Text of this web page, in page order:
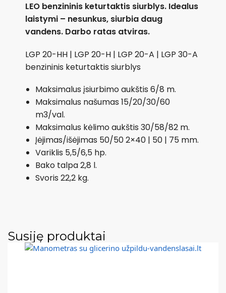
LEO benzininis keturtaktis siurblys. Idealus
laistymi – nesunkus, siurbia daug
vandens. Darbo ratas atviras.
LGP 20-HH | LGP 20-H | LGP 20-A | LGP 30-A
benzininis keturtaktis siurblys
Maksimalus įsiurbimo aukštis 6/8 m.
Maksimalus našumas 15/20/30/60
m3/val.
Maksimalus kėlimo aukštis 30/58/82 m.
Įėjimas/išėjimas 50/50 2×40 | 50 | 75 mm.
Variklis 5,5/6,5 hp.
Bako talpa 2,8 l.
Svoris 22,2 kg.
Susiję produktai